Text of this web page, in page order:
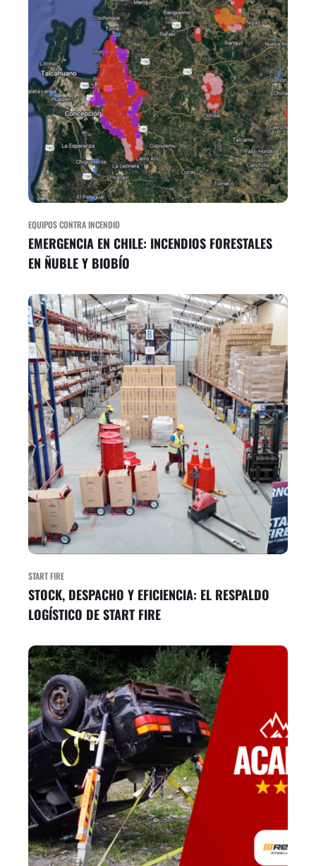
EQUIPOS CONTRA INCENDIO
EMERGENCIA EN CHILE: INCENDIOS FORESTALES
EN ÑUBLE Y BIOBÍO
START FIRE
STOCK, DESPACHO Y EFICIENCIA: EL RESPALDO
LOGÍSTICO DE START FIRE